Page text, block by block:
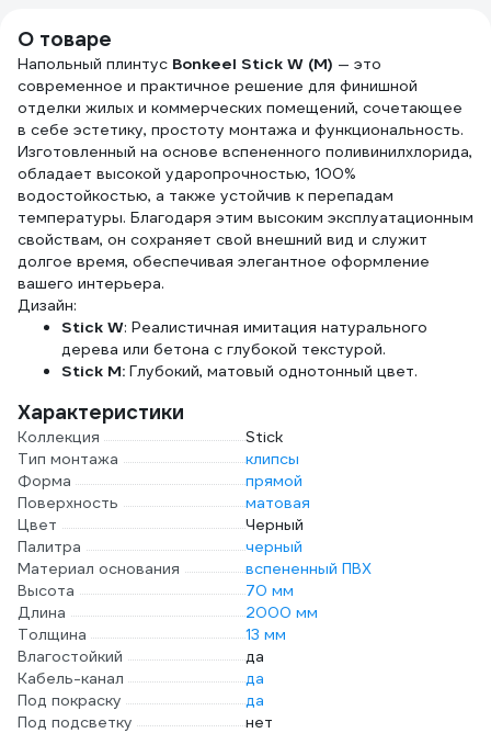
О товаре
Напольный плинтус Bonkeel Stick W (M) — это
современное и практичное решение для финишной
отделки жилых и коммерческих помещений, сочетающее
в себе эстетику, простоту монтажа и функциональность.
Изготовленный на основе вспененного поливинилхлорида,
обладает высокой ударопрочностью, 100%
водостойкостью, а также устойчив к перепадам
температуры. Благодаря этим высоким эксплуатационным
свойствам, он сохраняет свой внешний вид и служит
долгое время, обеспечивая элегантное оформление
вашего интерьера.
Дизайн:
Stick W: Реалистичная имитация натурального
дерева или бетона с глубокой текстурой.
Stick M: Глубокий, матовый однотонный цвет.
Характеристики
Коллекция
Stick
Тип монтажа
клипсы
Форма
прямой
Поверхность
матовая
Цвет
Черный
Палитра
черный
Материал основания
вспененный ПВХ
Высота
70 мм
Длина
2000 мм
Толщина
13 мм
Влагостойкий
да
Кабель-канал
да
Под покраску
да
Под подсветку
нет